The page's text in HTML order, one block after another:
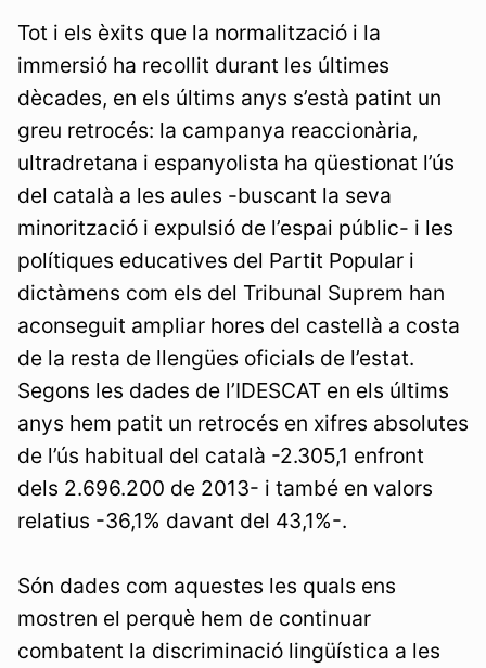
Tot i els èxits que la normalització i la
immersió ha recollit durant les últimes
dècades, en els últims anys s’està patint un
greu retrocés: la campanya reaccionària,
ultradretana i espanyolista ha qüestionat l’ús
del català a les aules -buscant la seva
minorització i expulsió de l’espai públic- i les
polítiques educatives del Partit Popular i
dictàmens com els del Tribunal Suprem han
aconseguit ampliar hores del castellà a costa
de la resta de llengües oficials de l’estat.
Segons les dades de l’IDESCAT en els últims
anys hem patit un retrocés en xifres absolutes
de l’ús habitual del català -2.305,1 enfront
dels 2.696.200 de 2013- i també en valors
relatius -36,1% davant del 43,1%-.
Són dades com aquestes les quals ens
mostren el perquè hem de continuar
combatent la discriminació lingüística a les